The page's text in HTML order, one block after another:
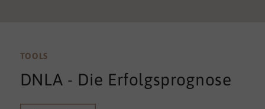
TOOLS
DNLA - Die Erfolgsprognose